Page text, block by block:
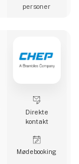
personer
Direkte
kontakt
Møde­booking